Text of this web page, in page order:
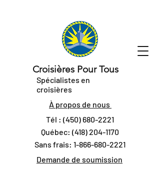
Croisières Pour Tous
Spécialistes en
croisières
À propos de nous
Tél : (450) 680-2221
Québec: (418) 204-1170
Sans frais: 1-866-680-2221
Demande de soumission